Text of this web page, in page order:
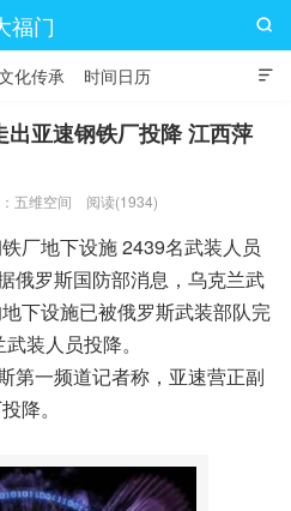
福门

化传承 时间日历

亚速钢铁厂投降 江西萍
五维空间 阅读(1934)
厂地下设施 2439名武装人员
俄罗斯国防部消息，乌克兰武
下设施已被俄罗斯武装部队完
装人员投降。
第一频道记者称，亚速营正副
降。